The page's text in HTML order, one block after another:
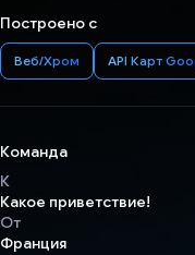
Построено с
Веб/Хром API Карт
Команда
К
Какое приветствие!
От
Франция